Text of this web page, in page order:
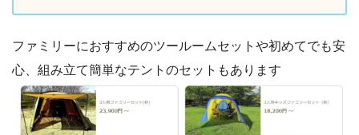
ファミリーにおすすめのツールームセットや初めてでも安
心、組み立て簡単なテントのセットもあります